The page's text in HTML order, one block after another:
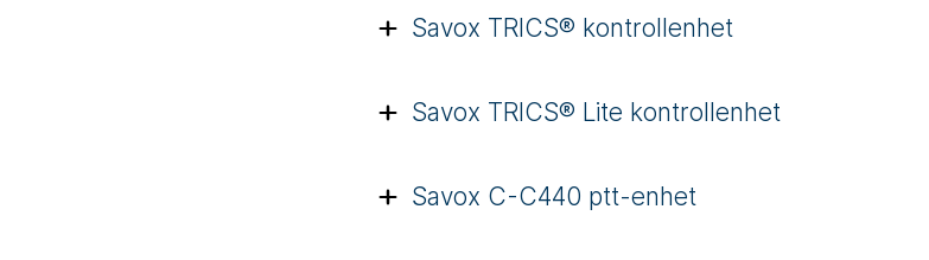
Savox TRICS® kontrollenhet
Savox TRICS® Lite kontrollenhet
Savox C-C440 ptt-enhet